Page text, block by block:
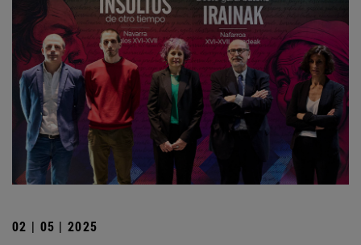
02 | 05 | 2025